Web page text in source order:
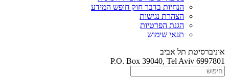
הנחיות בדבר חוק חופש המידע
הצהרת נגישות
הגנת הפרטיות
תנאי שימוש
אוניברסיטת תל אביב
P.O. Box 39040, Tel Aviv 6997801